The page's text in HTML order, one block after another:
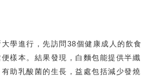
學進行，先訪問38個健康成人的飲食
樣本。結果發現，白麵包能提供半纖
助乳酸菌的生長，益處包括減少發燒